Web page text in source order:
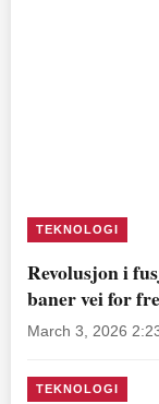
TEKNOLOGI
Revolusjon i
baner vei for
March 3, 2026
TEKNOLOGI